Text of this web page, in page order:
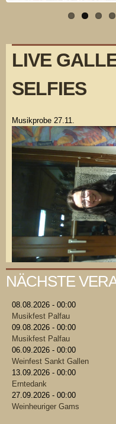
LIVE
SELFIES
Musikprobe 27.11.
NÄCHSTE
08.08.2026 - 00:00
Musikfest Palfau
09.08.2026 - 00:00
Musikfest Palfau
06.09.2026 - 00:00
Weinfest Sankt Gallen
13.09.2026 - 00:00
Erntedank
27.09.2026 - 00:00
Weinheuriger Gams